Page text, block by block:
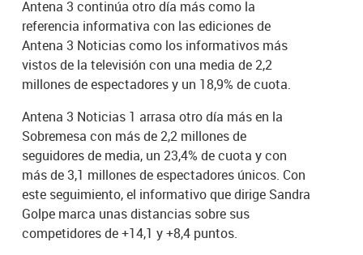
Antena 3 continúa otro día más como la
referencia informativa con las ediciones de
Antena 3 Noticias como los informativos más
vistos de la televisión con una media de 2,2
millones de espectadores y un 18,9% de cuota.
Antena 3 Noticias 1 arrasa otro día más en la
Sobremesa con más de 2,2 millones de
seguidores de media, un 23,4% de cuota y con
más de 3,1 millones de espectadores únicos. Con
este seguimiento, el informativo que dirige Sandra
Golpe marca unas distancias sobre sus
competidores de +14,1 y +8,4 puntos.